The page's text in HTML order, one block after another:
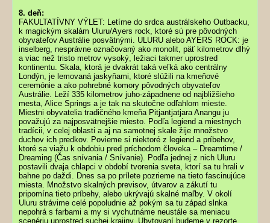
8. deň:
FAKULTATÍVNY VÝLET: Letíme do srdca austrálskeho Outbacku,
k magickým skalám Uluru/Ayers rock, ktoré sú pre pôvodných
obyvateľov Austrálie posvätnými. ULURU alebo AYERS ROCK: je
inselberg, nesprávne označovaný ako monolit, päť kilometrov dlhý
a viac než tristo metrov vysoký, ležiaci takmer uprostred
kontinentu. Skala, ktorá je dvakrát taká veľká ako centrálny
Londýn, je lemovaná jaskyňami, ktoré slúžili na kmeňové
ceremónie a ako pohrebné komory pôvodných obyvateľov
Austrálie. Leží 335 kilometrov juho-západnene od najbližšieho
mesta, Alice Springs a je tak na skutočne odľahlom mieste.
Miestni obyvatelia tradičného kmeňa Pitjantjatjara Anangu ju
považujú za najposvätnejšie miesto. Podľa legiend a miestnych
tradícii, v celej oblasti a aj na samotnej skale žije množstvo
duchov ich predkov. Povieme si niektoré z legiend a príbehov,
ktoré sa viažu k obdobiu pred príchodom človeka – Dreamtime /
Dreaming (Čas snívania / Snívanie). Podľa jednej z nich Uluru
postavili dvaja chlapci v období tvorenia sveta, ktorí sa tu hrali v
bahne po daždi. Dnes sa po prílete pozrieme na tieto fascinujúce
miesta. Množstvo skalných previsov, útvarov a zákutí tu
pripomína tieto príbehy, alebo ukrývajú skalné maľby. V okolí
Uluru strávime celé popoludnie až pokým sa tu západ slnka
nepohrá s farbami a my si vychutnáme neustále sa meniacu
scenériu uprostred suchej krajiny. Ubytovaní budeme v rezorte